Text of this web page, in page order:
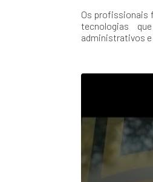
Os profissionais
tecnologias
administrativos